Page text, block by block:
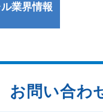
業界情報
お問い合わ